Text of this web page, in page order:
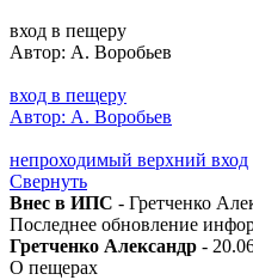
вход в пещеру
Автор: А. Воробьев
вход в пещеру
Автор: А. Воробьев
непроходимый верхний вход
Свернуть
Внес в ИПС - Гретченко
Последнее обновление
Гретченко Александр -
О пещерах